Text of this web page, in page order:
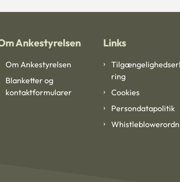
Ankestyrelsen
Om Ankestyrelsen
Blanketter og
kontaktformularer
Links
ring
Cookies
Persondatapolitik